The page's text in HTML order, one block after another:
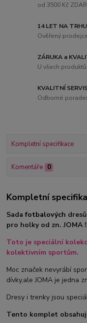
od 3500 Kč
14 LET NA TRHU
Ověřený
ZÁRUKA a
U všech produktů
KVALITNÍ
Odborné
Kompletní specifikace
Komentáře 0
Kompletní
Sadafotbalových
pro holky od zn. JOMA
Toto je speciální
kolektivním sportům.
Moc značek nevyrábí
dívky,ale JOMA je jedna
Dresy i trenky jsou
Tento komplet